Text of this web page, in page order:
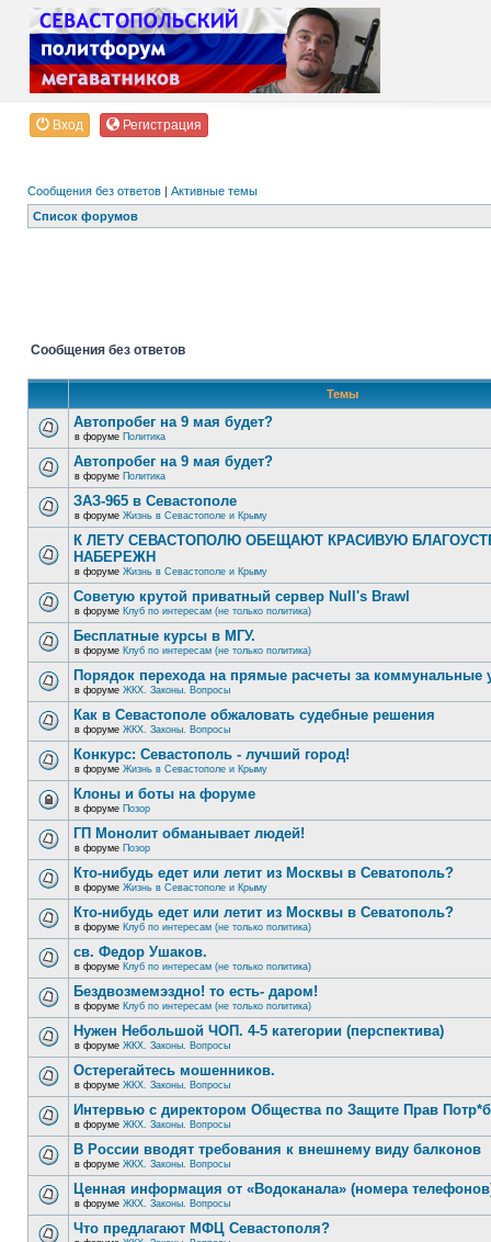
Вход Регистрация
Сообщения без ответов | Активные темы
Список форумов
Сообщения без ответов
Темы
Автопробег на 9 мая будет?
в форуме Политика
Автопробег на 9 мая будет?
в форуме Политика
ЗАЗ-965 в Севастополе
в форуме Жизнь в Севастополе и Крыму
К ЛЕТУ СЕВАСТОПОЛЮ ОБЕЩАЮТ КРАСИВУЮ
НАБЕРЕЖН
в форуме Жизнь в Севастополе и Крыму
Советую крутой приватный сервер Null's Brawl
в форуме Клуб по интересам (не только политика)
Бесплатные курсы в МГУ.
в форуме Клуб по интересам (не только политика)
Порядок перехода на прямые расчеты за коммунальные
в форуме ЖКХ. Законы. Вопросы
Как в Севастополе обжаловать судебные решения
в форуме ЖКХ. Законы. Вопросы
Конкурс: Севастополь - лучший город!
в форуме Жизнь в Севастополе и Крыму
Клоны и боты на форуме
в форуме Позор
ГП Монолит обманывает людей!
в форуме Позор
Кто-нибудь едет или летит из Москвы в Севатополь?
в форуме Жизнь в Севастополе и Крыму
Кто-нибудь едет или летит из Москвы в Севатополь?
в форуме Клуб по интересам (не только политика)
св. Федор Ушаков.
в форуме Клуб по интересам (не только политика)
Бездвозмемэздно! то есть- даром!
в форуме Клуб по интересам (не только политика)
Нужен Небольшой ЧОП. 4-5 категории (перспектива)
в форуме ЖКХ. Законы. Вопросы
Остерегайтесь мошенников.
в форуме ЖКХ. Законы. Вопросы
Интервью с директором Общества по Защите Прав
в форуме ЖКХ. Законы. Вопросы
В России вводят требования к внешнему виду балконов
в форуме ЖКХ. Законы. Вопросы
Ценная информация от «Водоканала» (номера
в форуме ЖКХ. Законы. Вопросы
Что предлагают МФЦ Севастополя?